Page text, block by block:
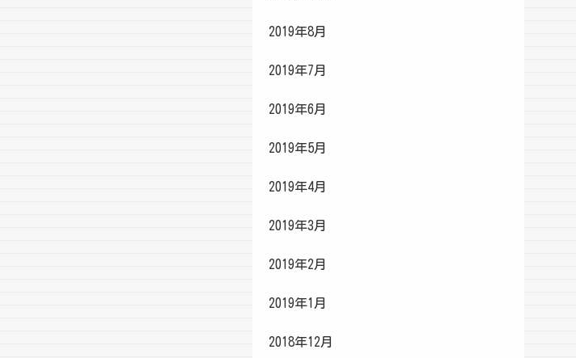
2019年8月
2019年7月
2019年6月
2019年5月
2019年4月
2019年3月
2019年2月
2019年1月
2018年12月